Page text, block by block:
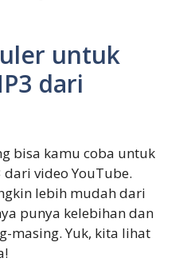
untuk
dari
bisa kamu coba untuk
video YouTube.
lebih mudah dari
punya kelebihan dan
masing. Yuk, kita lihat